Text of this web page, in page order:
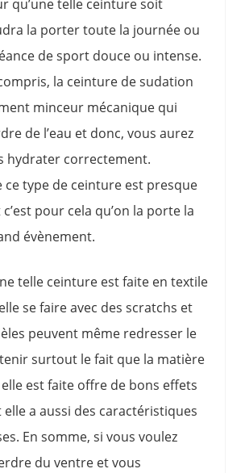
qu’une telle ceinture soit
la porter toute la journée ou
de sport douce ou intense.
la ceinture de sudation
minceur mécanique qui
de l’eau et donc, vous aurez
hydrater correctement.
ce type de ceinture est presque
pour cela qu’on la porte la
évènement.
telle ceinture est faite en textile
se faire avec des scratchs et
peuvent même redresser le
surtout le fait que la matière
est faite offre de bons effets
elle a aussi des caractéristiques
En somme, si vous voulez
du ventre et vous